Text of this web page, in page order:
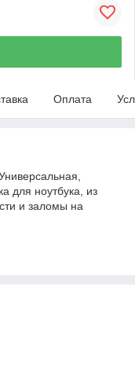
Оплата
для ноутбука, из
и заломы на